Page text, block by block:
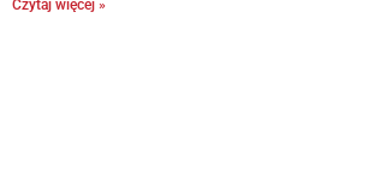
Czytaj więcej »